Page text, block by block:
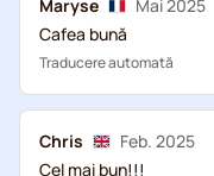
Maryse
Mai 2025
Cafea bună
Traducere automată
Chris
Feb. 2025
Cel mai bun!!!